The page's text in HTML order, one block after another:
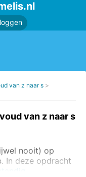
van z naar s
van z naar s
nooit) op
. In deze opdracht